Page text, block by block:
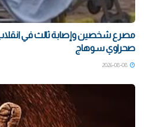
مصرع شخصين وإصابة ثالث في انقلاب
صحراوي سوهاج